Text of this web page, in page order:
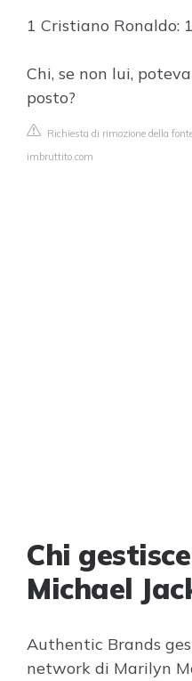
1 Cristiano Ronaldo:
Chi, se non lui,
posto?
Richiesta di rimozione della
imbruttito.com
Chi
Michael
Authentic Brands
network di Marilyn